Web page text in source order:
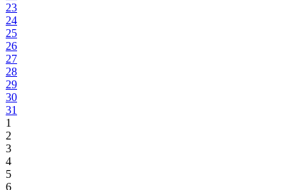
23
24
25
26
27
28
29
30
31
1
2
3
4
5
6